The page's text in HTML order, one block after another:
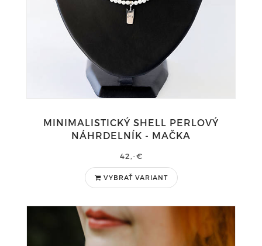
MINIMALISTICKÝ SHELL PERLOVÝ
NÁHRDELNÍK - MAČKA
42,-€
VYBRAŤ VARIANT